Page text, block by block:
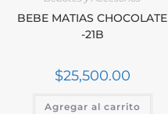
BEBE MATIAS CHOCOLATE
-21B
$25,500.00
Agregar al carrito